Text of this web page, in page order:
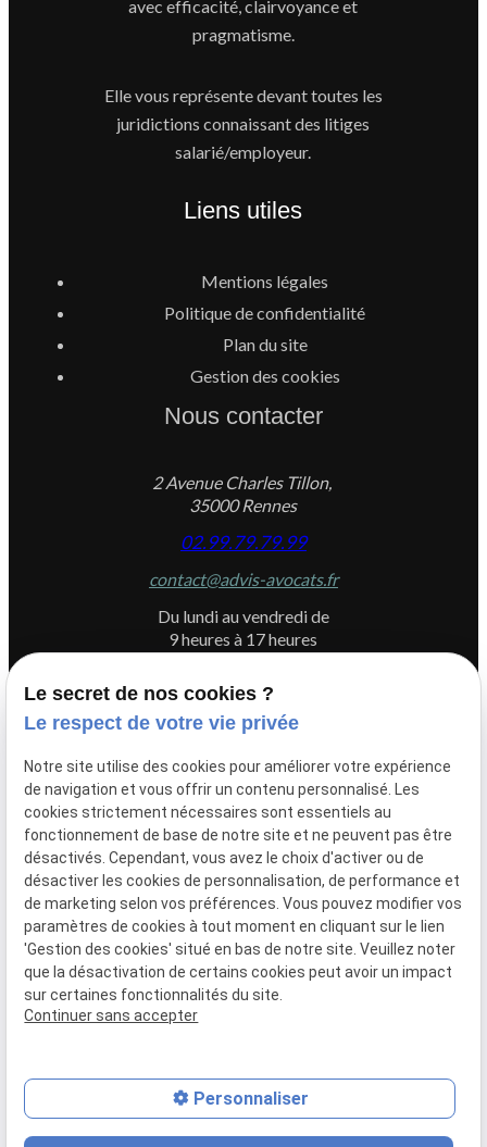
avec efficacité, clairvoyance et
pragmatisme.
Elle vous représente devant toutes les
juridictions connaissant des litiges
salarié/employeur.
Liens utiles
Mentions légales
Politique de confidentialité
Plan du site
Gestion des cookies
Nous contacter
2 Avenue Charles Tillon,
35000 Rennes
02.99.79.79.99
contact@advis-avocats.fr
Du lundi au vendredi de
9 heures à 17 heures
Newletter
Inscrivez-vous à la newsletter du Cabinet ADVIS
Le secret de nos cookies ?
Le respect de votre vie privée
Notre site utilise des cookies pour améliorer votre expérience
de navigation et vous offrir un contenu personnalisé. Les
cookies strictement nécessaires sont essentiels au
fonctionnement de base de notre site et ne peuvent pas être
désactivés. Cependant, vous avez le choix d'activer ou de
désactiver les cookies de personnalisation, de performance et
de marketing selon vos préférences. Vous pouvez modifier vos
paramètres de cookies à tout moment en cliquant sur le lien
'Gestion des cookies' situé en bas de notre site. Veuillez noter
que la désactivation de certains cookies peut avoir un impact
sur certaines fonctionnalités du site.
Continuer sans accepter
Personnaliser